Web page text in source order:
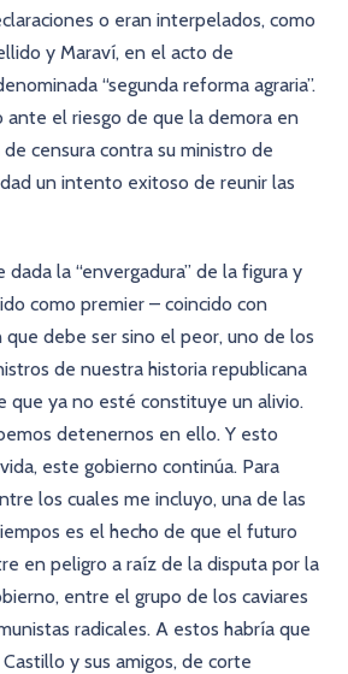
o eran interpelados, como
y Maraví, en el acto de
“segunda reforma agraria”.
ante el riesgo de que la demora en
censura contra su ministro de
un intento exitoso de reunir las
dada la “envergadura” de la figura y
como premier – coincido con
debe ser sino el peor, uno de los
de nuestra historia republicana
que ya no esté constituye un alivio.
detenernos en ello. Y esto
este gobierno continúa. Para
los cuales me incluyo, una de las
es el hecho de que el futuro
en peligro a raíz de la disputa por la
entre el grupo de los caviares
radicales. A estos habría que
y sus amigos, de corte